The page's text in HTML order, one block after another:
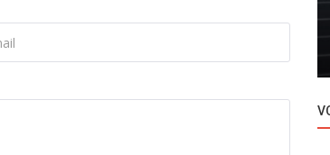
Serija Tas Kagit Makas | Kamen, papir,
makaze dobija sezonu 2!